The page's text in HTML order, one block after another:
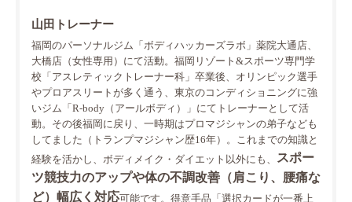
山田トレーナー
福岡のパーソナルジム「ボディハッカーズラボ」薬院大通店、
大橋店（女性専用）にて活動。福岡リゾート&スポーツ専門学
校「アスレティックトレーナー科」卒業後、オリンピック選手
やプロアスリートが多く通う、東京のコンディショニングに強
いジム「R-body（アールボディ）」にてトレーナーとして活
動。その後福岡に戻り、一時期はプロマジシャンの弟子なども
してました（トランプマジシャン歴16年）。これまでの知識と
経験を活かし、ボディメイク・ダイエット以外にも、
スポー
ツ競技力のアップや体の不調改善（肩こり、腰痛な
ど）幅広く対応可能です。得意手品「選択カードが一番上